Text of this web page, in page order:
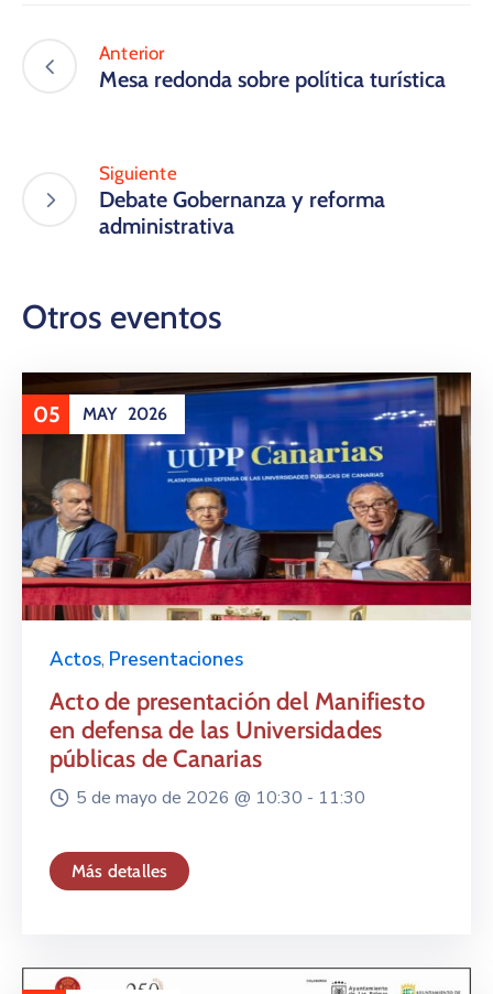
Anterior
Mesa redonda sobre política turística
Siguiente
Debate Gobernanza y reforma
administrativa
Otros eventos
05 MAY 2026
Actos, Presentaciones
Acto de presentación del Manifiesto
en defensa de las Universidades
públicas de Canarias
5 de mayo de 2026 @ 10:30 - 11:30
Más detalles